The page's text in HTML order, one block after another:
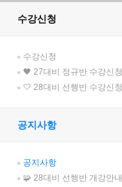
수강신청
수강신청
🖤 27대비 정규반 수강신청
🤍 28대비 선행반 수강신청
공지사항
공지사항
🧩 28대비 선행반 개강안내